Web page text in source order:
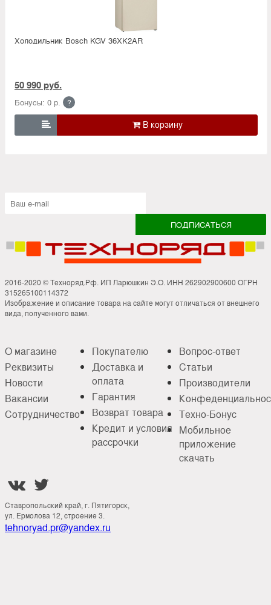
Холодильник Bosсh KGV 36XK2AR
50 990 руб.
Бонусы: 0 р. ?

2016-2020 © Техноряд.Рф. ИП Ларюшкин Э.О. ИНН 262902900600 ОГРН
315265100114372
Изображение и описание товара на сайте могут отличаться от внешнего
вида, полученного вами.
О магазине
Реквизиты
Новости
Вакансии
Сотрудничество
Покупателю
Доставка и
оплата
Гарантия
Возврат товара
Кредит и условия
рассрочки
Вопрос-ответ
Статьи
Производители
Техно-Бонус
Мобильное
приложение
скачать
 
Ставропольский край, г. Пятигорск,
ул. Ермолова 12, строение 3.
tehnoryad.pr@yandex.ru